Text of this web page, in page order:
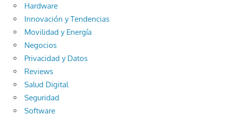
Hardware
Innovación y Tendencias
Movilidad y Energía
Negocios
Privacidad y Datos
Reviews
Salud Digital
Seguridad
Software